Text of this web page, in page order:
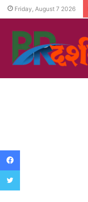
Friday, August 7 2026